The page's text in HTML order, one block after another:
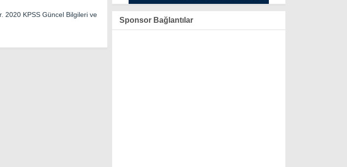
2020 KPSS Güncel Bilgileri ve
Sponsor Bağlantılar